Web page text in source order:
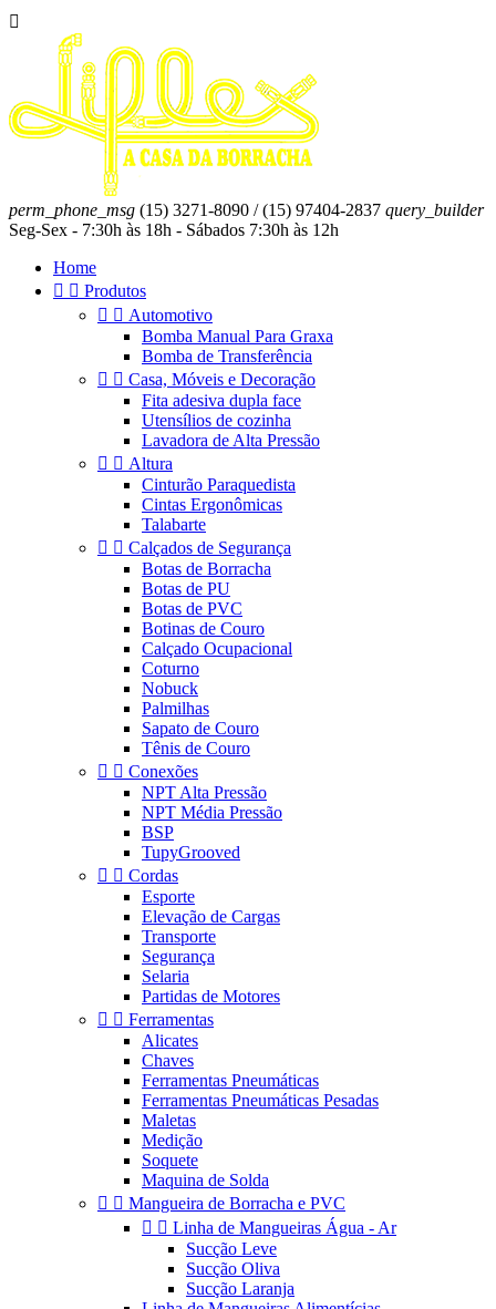

perm_phone_msg (15) 3271-8090 / (15) 97404-2837 query_builder
Seg-Sex - 7:30h às 18h - Sábados 7:30h às 12h
Home
  Produtos
  Automotivo
Bomba Manual Para Graxa
Bomba de Transferência
  Casa, Móveis e Decoração
Fita adesiva dupla face
Utensílios de cozinha
Lavadora de Alta Pressão
  Altura
Cinturão Paraquedista
Cintas Ergonômicas
Talabarte
  Calçados de Segurança
Botas de Borracha
Botas de PU
Botas de PVC
Botinas de Couro
Calçado Ocupacional
Coturno
Nobuck
Palmilhas
Sapato de Couro
Tênis de Couro
  Conexões
NPT Alta Pressão
NPT Média Pressão
BSP
TupyGrooved
  Cordas
Esporte
Elevação de Cargas
Transporte
Segurança
Selaria
Partidas de Motores
  Ferramentas
Alicates
Chaves
Ferramentas Pneumáticas
Ferramentas Pneumáticas Pesadas
Maletas
Medição
Soquete
Maquina de Solda
  Mangueira de Borracha e PVC
  Linha de Mangueiras Água - Ar
Sucção Leve
Sucção Oliva
Sucção Laranja